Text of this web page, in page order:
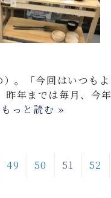
。「今回はいつも
年までは毎月、今
もっと読む »
49 50 51 52